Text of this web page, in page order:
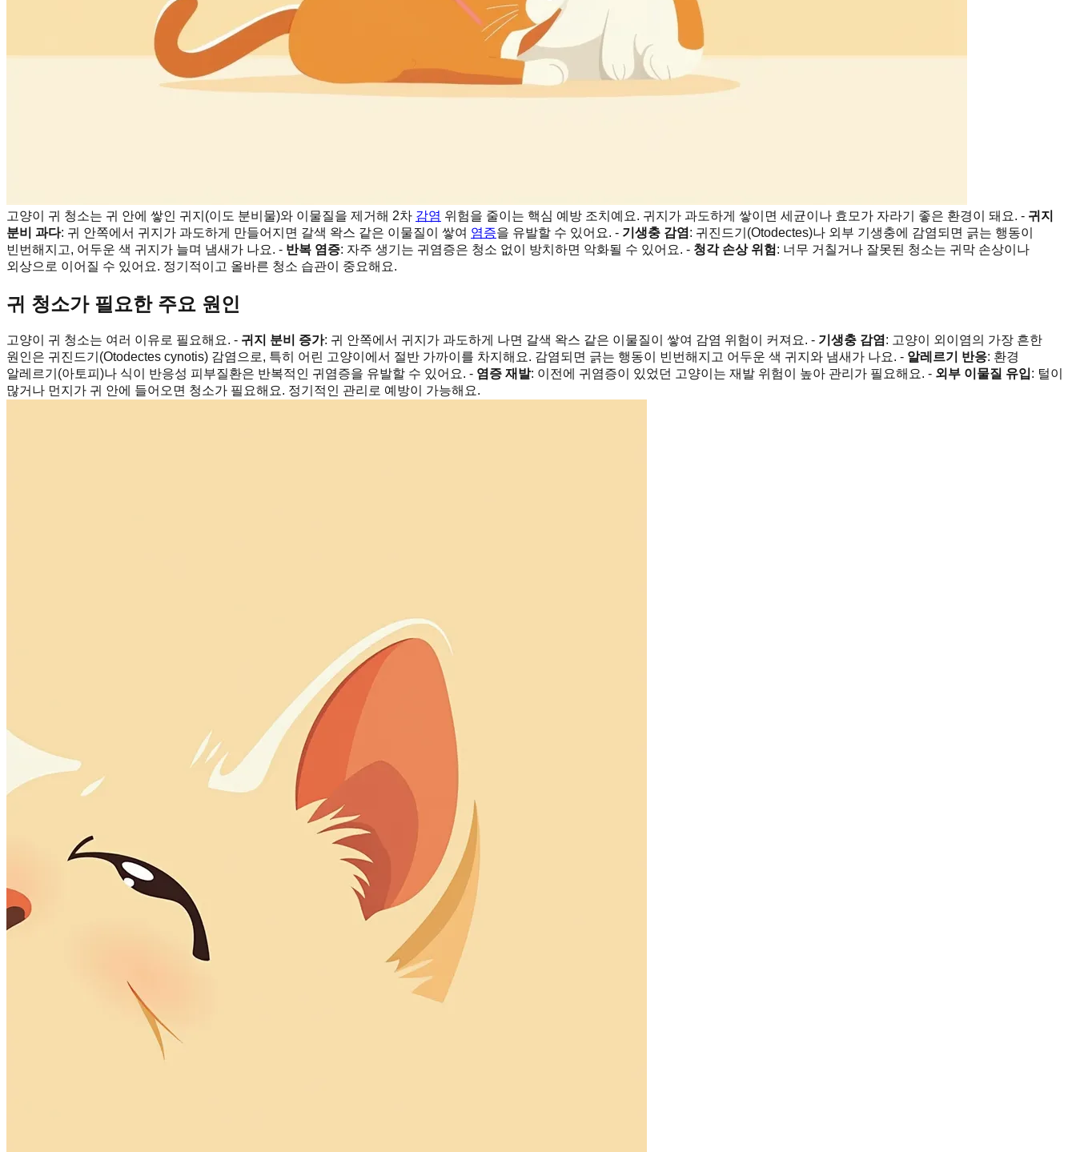
고양이 귀 청소는 귀 안에 쌓인 귀지(이도 분비물)와 이물질을 제거해 2차 감염 위험을 줄이는 핵심 예방 조치예요. 귀지가 과도하게 쌓이면 세균이나 효모가 자라기 좋은 환경이 돼요. - 귀지
분비 과다: 귀 안쪽에서 귀지가 과도하게 만들어지면 갈색 왁스 같은 이물질이 쌓여 염증을 유발할 수 있어요. - 기생충 감염: 귀진드기(Otodectes)나 외부 기생충에 감염되면 긁는 행동이
빈번해지고, 어두운 색 귀지가 늘며 냄새가 나요. - 반복 염증: 자주 생기는 귀염증은 청소 없이 방치하면 악화될 수 있어요. - 청각 손상 위험 : 너무 거칠거나 잘못된 청소는 귀막 손상이나
외상으로 이어질 수 있어요. 정기적이고 올바른 청소 습관이 중요해요.
귀 청소가 필요한 주요 원인
고양이 귀 청소는 여러 이유로 필요해요. - 귀지 분비 증가: 귀 안쪽에서 귀지가 과도하게 나면 갈색 왁스 같은 이물질이 쌓여 감염 위험이 커져요. - 기생충 감염: 고양이 외이염의 가장 흔한
원인은 귀진드기(Otodectes cynotis) 감염으로, 특히 어린 고양이에서 절반 가까이를 차지해요. 감염되면 긁는 행동이 빈번해지고 어두운 색 귀지와 냄새가 나요. - 알레르기 반응: 환경
알레르기(아토피)나 식이 반응성 피부질환은 반복적인 귀염증을 유발할 수 있어요. - 염증 재발: 이전에 귀염증이 있었던 고양이는 재발 위험이 높아 관리가 필요해요. - 외부 이물질 유입: 털이
많거나 먼지가 귀 안에 들어오면 청소가 필요해요. 정기적인 관리로 예방이 가능해요.